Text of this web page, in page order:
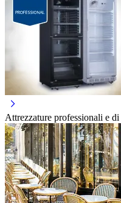
Attrezzature professionali e